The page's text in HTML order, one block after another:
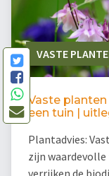
VASTE
Vaste
een tuin |
Plantadvies:
zijn